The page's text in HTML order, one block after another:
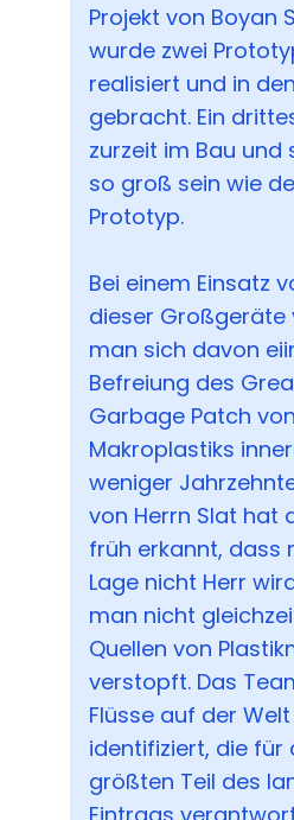
Projekt von Boyan
wurde zwei
realisiert und in
gebracht. Ein
zurzeit im Bau und
so groß sein wie
Prototyp.
Bei einem Einsatz
dieser Großgeräte
man sich davon
Befreiung des
Garbage Patch
Makroplastiks
weniger
von Herrn Slat hat
früh erkannt, dass
Lage nicht Herr
man nicht
Quellen von
verstopft. Das
Flüsse auf der Welt
identifiziert, die für
größten Teil des